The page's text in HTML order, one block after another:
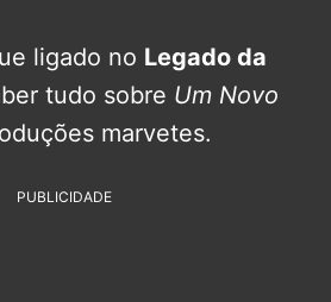
ligado no Legado da
tudo sobre Um Novo
marvetes.
PUBLICIDADE